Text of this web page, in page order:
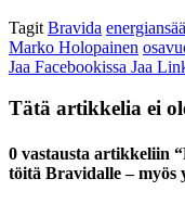
Tagit Bravida
Marko Holopainen
Jaa Facebookissa Jaa
Tätä artikkelia ei
0 vastausta artikkeliin
töitä Bravidalle –